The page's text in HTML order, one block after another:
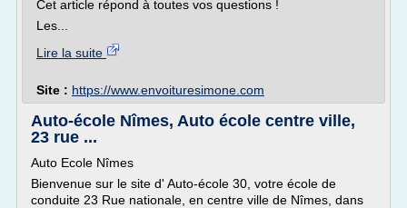
Cet article répond à toutes vos questions !
Les...
Lire la suite
Site : https://www.envoituresimone.com
Auto-école Nîmes, Auto école centre ville,
23 rue ...
Auto Ecole Nîmes
Bienvenue sur le site d' Auto-école 30, votre école de
conduite 23 Rue nationale, en centre ville de Nîmes, dans